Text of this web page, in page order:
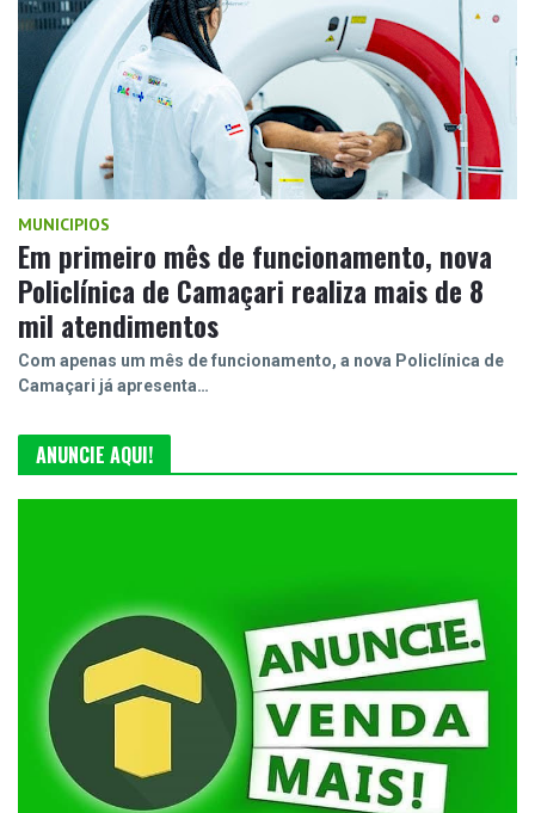
MUNICIPIOS
Em primeiro mês de funcionamento, nova
Policlínica de Camaçari realiza mais de 8
mil atendimentos
Com apenas um mês de funcionamento, a nova Policlínica de
Camaçari já apresenta…
ANUNCIE AQUI!